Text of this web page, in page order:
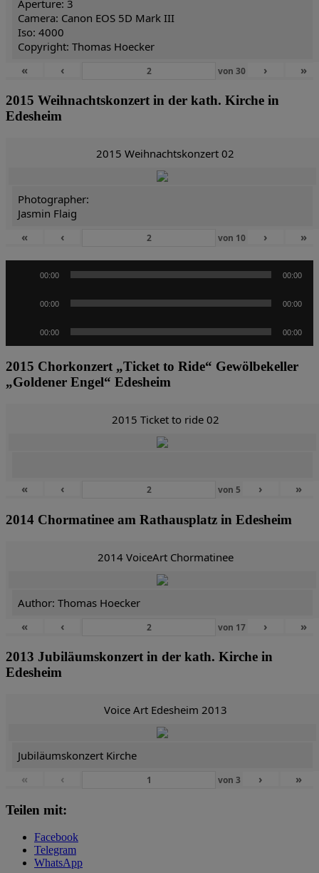
Aperture: 3
Camera: Canon EOS 5D Mark III
Iso: 4000
Copyright: Thomas Hoecker
«
‹ von30 › »
2015 Weihnachtskonzert in der kath. Kirche in
Edesheim
2015 Weihnachtskonzert 02
Photographer:
Jasmin Flaig
«
‹ von 10 › »
00:00 00:00
00:00 00:00
00:00 00:00
2015 Chorkonzert „Ticket to Ride“ Gewölbekeller
„Goldener Engel“ Edesheim
2015 Ticket to ride 02
« ‹ von5 › »
2014 Chormatinee am Rathausplatz in Edesheim
2014 VoiceArt Chormatinee
Author: Thomas Hoecker
«
‹ von 17 › »
2013 Jubiläumskonzert in der kath. Kirche in
Edesheim
Voice Art Edesheim 2013
Jubiläumskonzert Kirche
«
‹ von3 › »
Teilen mit:
Facebook
Telegram
WhatsApp